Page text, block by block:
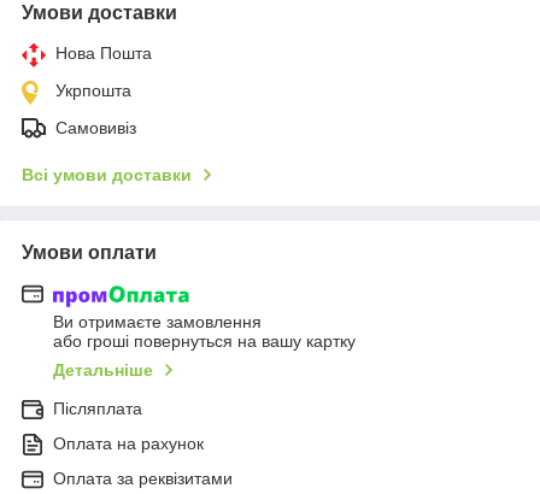
Умови доставки
Нова Пошта
Укрпошта
Самовивіз
Всі умови доставки
Умови оплати
Ви отримаєте замовлення
або гроші повернуться на вашу картку
Детальніше
Післяплата
Оплата на рахунок
Оплата за реквізитами